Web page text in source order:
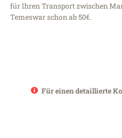
für Ihren Transport zwischen
Temeswar schon ab 50€.
Für einen detaillierte